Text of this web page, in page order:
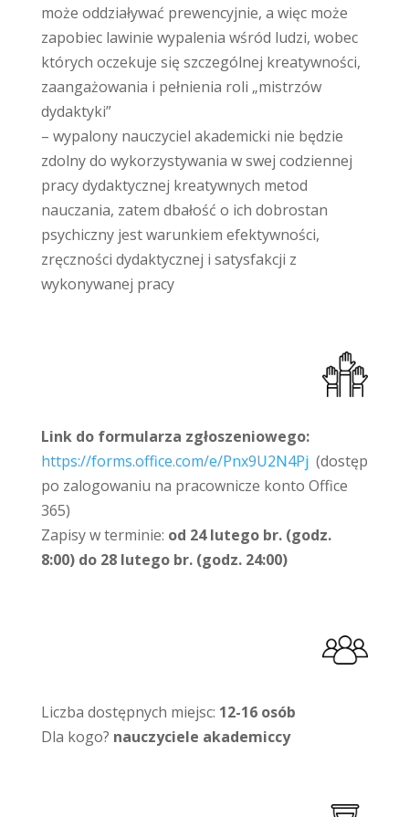
może oddziaływać prewencyjnie, a więc może
zapobiec lawinie wypalenia wśród ludzi, wobec
których oczekuje się szczególnej kreatywności,
zaangażowania i pełnienia roli „mistrzów
dydaktyki”
– wypalony nauczyciel akademicki nie będzie
zdolny do wykorzystywania w swej codziennej
pracy dydaktycznej kreatywnych metod
nauczania, zatem dbałość o ich dobrostan
psychiczny jest warunkiem efektywności,
zręczności dydaktycznej i satysfakcji z
wykonywanej pracy
Link do formularza zgłoszeniowego:
https://forms.office.com/e/Pnx9U2N4Pj (dostęp
po zalogowaniu na pracownicze konto Office
365)
Zapisy w terminie: od 24 lutego br. (godz.
8:00) do 28 lutego br. (godz. 24:00)
Liczba dostępnych miejsc: 12-16 osób
Dla kogo? nauczyciele akademiccy